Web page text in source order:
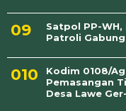
Satpol PP-
Patroli
Kodim 0108/
Pemasangan
Desa Lawe